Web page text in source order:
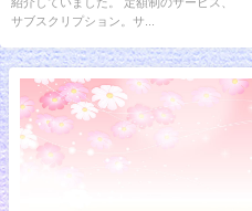
サブスクリプション。サ...